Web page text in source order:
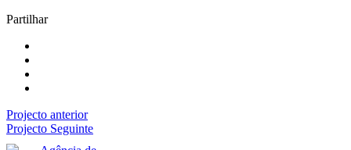
Partilhar
Projecto anterior
Projecto Seguinte